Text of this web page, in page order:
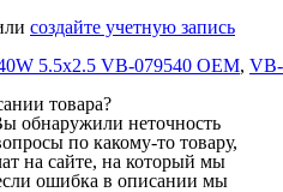
создайте учетную запись
5.5x2.5 VB-079540 OEM, VB-
товара?
обнаружили неточность
по какому-то товару,
на сайте, на который мы
ошибка в описании мы